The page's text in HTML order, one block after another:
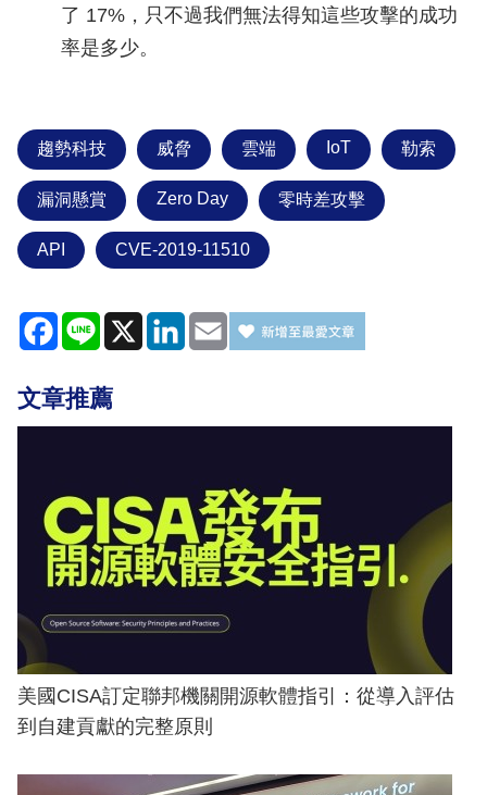
了 17%，只不過我們無法得知這些攻擊的成功
率是多少。
趨勢科技 威脅 雲端 IoT 勒索
漏洞懸賞 Zero Day 零時差攻擊
API CVE-2019-11510
Facebook
Line X LinkedIn
Email
文章推薦
美國CISA訂定聯邦機關開源軟體指引：從導入評估
到自建貢獻的完整原則